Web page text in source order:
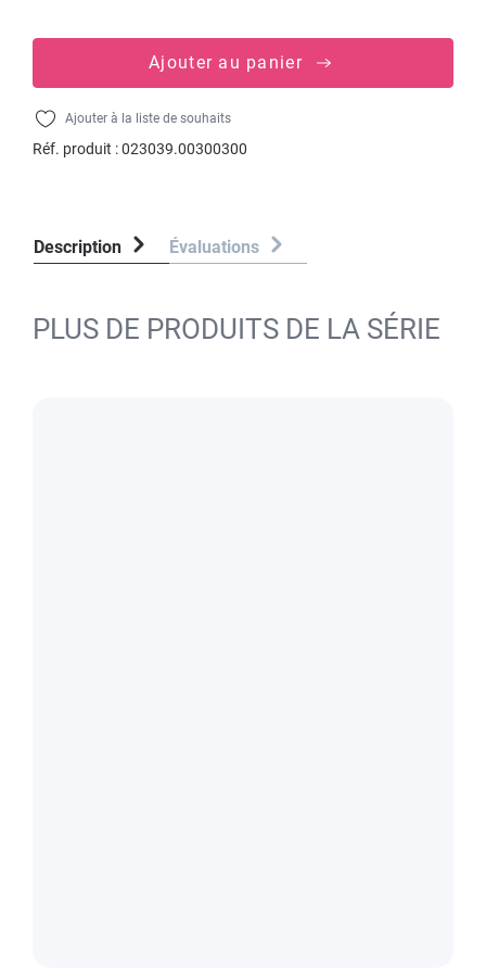
Ajouter au panier
Ajouter à la liste de souhaits
Réf. produit :023039.00300300
Description Évaluations
PLUS DE PRODUITS DE LA SÉRIE